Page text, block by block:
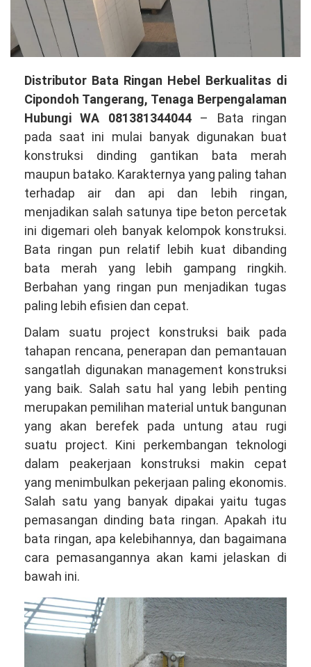
Distributor
Bata
Ringan
Hebel
Berkualitas
di
Cipondoh
Tangerang,
Tenaga
Mahir
Hubungi
WA
081381344044
Distributor Bata Ringan Hebel Berkualitas di
Cipondoh Tangerang, Tenaga Berpengalaman
Hubungi WA 081381344044– Bata ringan
pada saat ini mulai banyak digunakan buat
konstruksi dinding gantikan bata merah
maupun batako. Karakternya yang paling tahan
terhadap air dan api dan lebih ringan,
menjadikan salah satunya tipe beton percetak
ini digemari oleh banyak kelompok konstruksi.
Bata ringan pun relatif lebih kuat dibanding
bata merah yang lebih gampang ringkih.
Berbahan yang ringan pun menjadikan tugas
paling lebih efisien dan cepat.
Dalam suatu project konstruksi baik pada
tahapan rencana, penerapan dan pemantauan
sangatlah digunakan management konstruksi
yang baik. Salah satu hal yang lebih penting
merupakan pemilihan material untuk bangunan
yang akan berefek pada untung atau rugi
suatu project. Kini perkembangan teknologi
dalam peakerjaan konstruksi makin cepat
yang menimbulkan pekerjaan paling ekonomis.
Salah satu yang banyak dipakai yaitu tugas
pemasangan dinding bata ringan. Apakah itu
bata ringan, apa kelebihannya, dan bagaimana
cara pemasangannya akan kami jelaskan di
bawah ini.